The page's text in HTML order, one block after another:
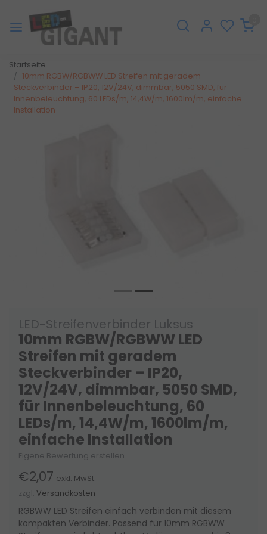
Startseite
10mm RGBW/RGBWW LED Streifen mit geradem
Steckverbinder – IP20, 12V/24V, dimmbar, 5050 SMD, für
Innenbeleuchtung, 60 LEDs/m, 14,4W/m, 1600lm/m, einfache
Installation
LED-Streifenverbinder Luksus
10mm RGBW/RGBWW LED
Streifen mit geradem
Steckverbinder – IP20,
12V/24V, dimmbar, 5050 SMD,
für Innenbeleuchtung, 60
LEDs/m, 14,4W/m, 1600lm/m,
einfache Installation
Eigene Bewertung erstellen
€2,07 exkl. MwSt.
zzgl. Versandkosten
RGBWW LED Streifen einfach verbinden mit diesem
kompakten Verbinder. Passend für 10mm RGBWW